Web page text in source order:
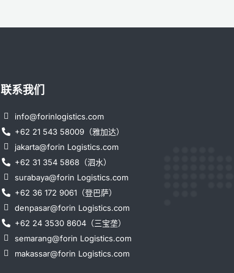
联系我们
info@forinlogistics.com
+62 21 543 58009（雅加达）
jakarta@forin Logistics.com
+62 31 354 5868（泗水）
surabaya@forin Logistics.com
+62 36 172 9061（登巴萨）
denpasar@forin Logistics.com
+62 24 3530 8604（三宝垄）
semarang@forin Logistics.com
makassar@forin Logistics.com